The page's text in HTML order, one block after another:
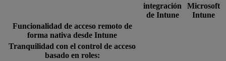
integración
de Intune
Microsoft
Intune
Funcionalidad de acceso remoto de
forma nativa desde Intune
Tranquilidad con el control de acceso
basado en roles: